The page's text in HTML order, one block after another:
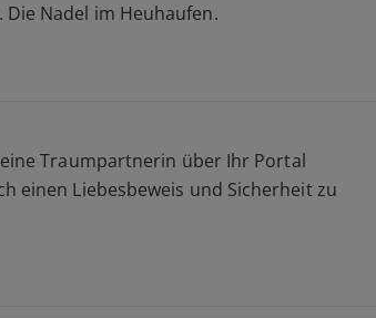
Nadel im Heuhaufen.
Traumpartnerin über Ihr Portal
einen Liebesbeweis und Sicherheit zu